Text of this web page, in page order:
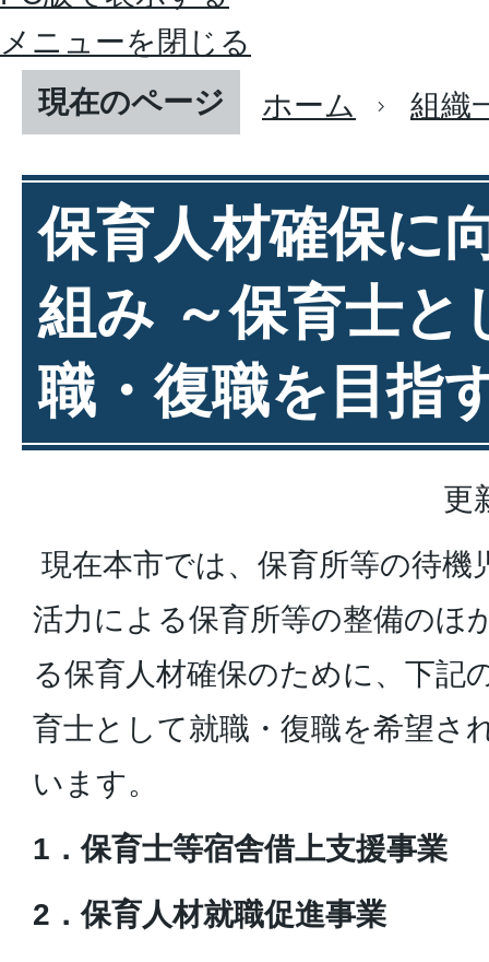
メニューを閉じる
現在のページ
ホーム 組織
保育人材確保に
組み ～保育士と
職・復職を目指
更
現在本市では、保育所等の待機
活力による保育所等の整備のほ
る保育人材確保のために、下記
育士として就職・復職を希望さ
います。
1．保育士等宿舎借上支援事業
2 ．保育人材就職促進事業